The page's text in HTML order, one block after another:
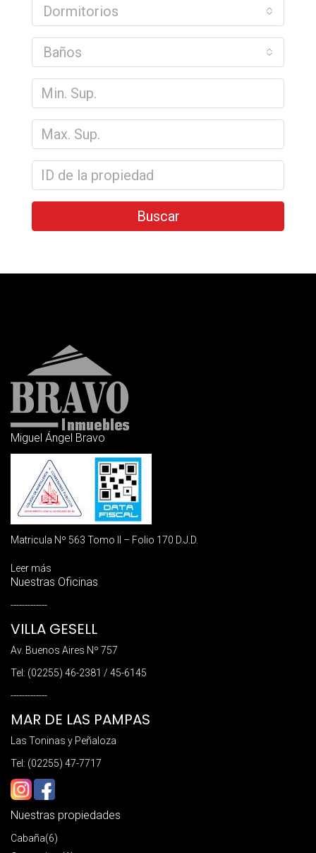
Dormitorios
Baños
Buscar
Miguel Ángel Bravo
Matricula Nº 563 Tomo II – Folio 170 D.J.D.
Leer más
Nuestras Oficinas
-------------
VILLA GESELL
Av. Buenos Aires Nº 757
Tel: (02255) 46-2381 / 45-6145
-------------
MAR DE LAS PAMPAS
Las Toninas y Peñaloza
Tel: (02255) 47-7717
Nuestras propiedades
Cabaña(6)